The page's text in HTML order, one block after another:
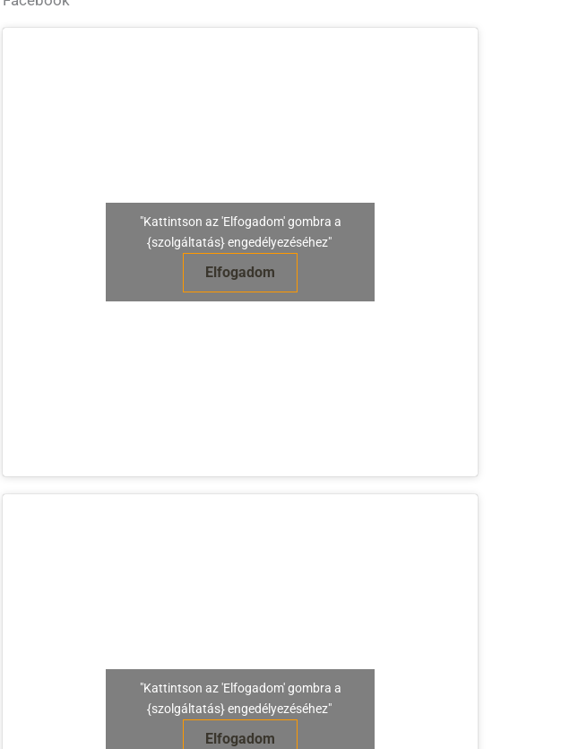
"Kattintson az 'Elfogadom' gombra a
{szolgáltatás} engedélyezéséhez"
Elfogadom
"Kattintson az 'Elfogadom' gombra a
{szolgáltatás} engedélyezéséhez"
Elfogadom